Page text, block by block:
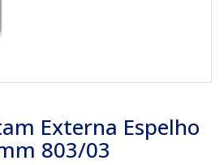
Externa Espelho
803/03